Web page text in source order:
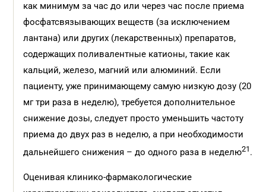
как минимум за час до или через час после приема
фосфатсвязывающих веществ (за исключением
лантана) или других (лекарственных) препаратов,
содержащих поливалентные катионы, такие как
кальций, железо, магний или алюминий. Если
пациенту, уже принимающему самую низкую дозу (20
мг три раза в неделю), требуется дополнительное
снижение дозы, следует просто уменьшить частоту
приема до двух раз в неделю, а при необходимости
дальнейшего снижения – до одного раза в неделю21 .
Оценивая клинико-фармакологические